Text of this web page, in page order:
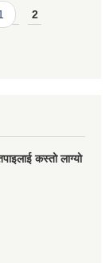
2
कस्तो लाग्यो